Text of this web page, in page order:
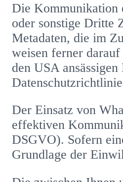
Die Kommunikation
oder sonstige Dritte
Metadaten, die im
weisen ferner
den USA
Der Einsatz von
effektiven
DSGVO). Sofern
Grundlage der